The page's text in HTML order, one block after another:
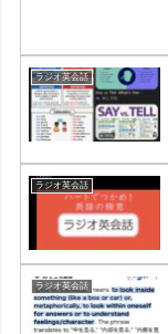
ラジオ英会話
ラジオ英会話
ラジオ英会話